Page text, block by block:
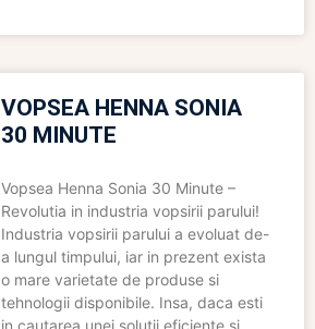
VOPSEA HENNA SONIA
30 MINUTE
Vopsea Henna Sonia 30 Minute –
Revolutia in industria vopsirii parului!
Industria vopsirii parului a evoluat de-
a lungul timpului, iar in prezent exista
o mare varietate de produse si
tehnologii disponibile. Insa, daca esti